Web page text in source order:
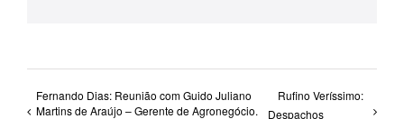
Fernando Dias: Reunião com Guido Juliano
Martins de Araújo – Gerente de Agronegócio.
Rufino Veríssimo:
Despachos